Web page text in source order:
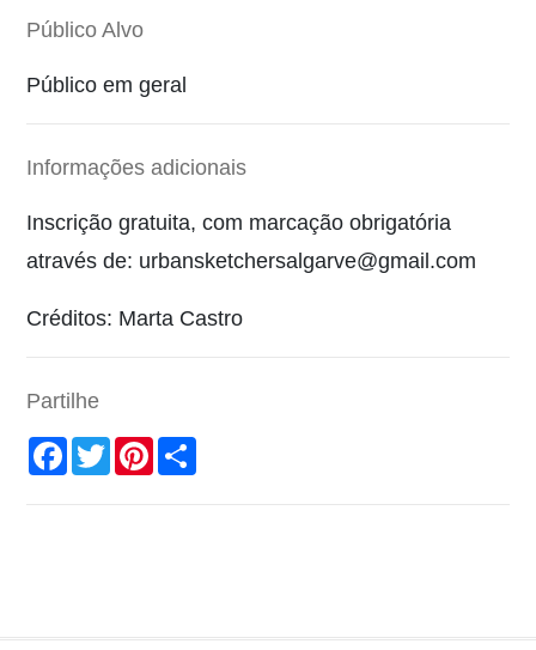
Público Alvo
Público em geral
Informações adicionais
Inscrição gratuita, com marcação obrigatória
através de: urbansketchersalgarve@gmail.com
Créditos: Marta Castro
Partilhe
Facebook
TwitterPinterest